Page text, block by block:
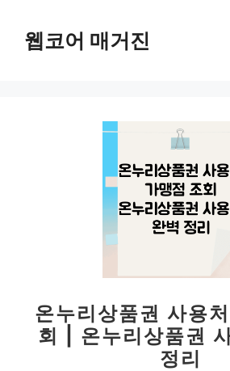
웹코어 매거진
온누리상품권 사용
회 | 온누리상품권
정리